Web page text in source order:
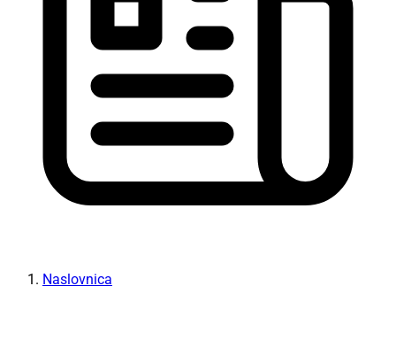
Naslovnica